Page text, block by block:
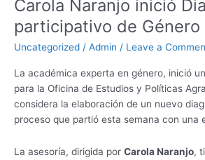
Carola Naranjo inició
participativo de Género
Uncategorized / Admin / Leave a
La académica experta en género, inició
para la Oficina de Estudios y Políticas
considera la elaboración de un nuevo
proceso que partió esta semana con una
La asesoría, dirigida por Carola Naranjo,